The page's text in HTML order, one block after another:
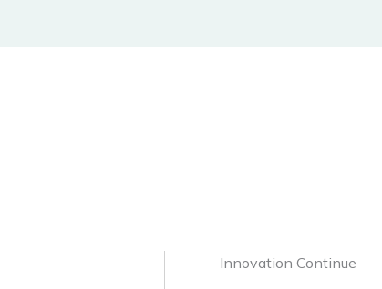
Innovation Continue